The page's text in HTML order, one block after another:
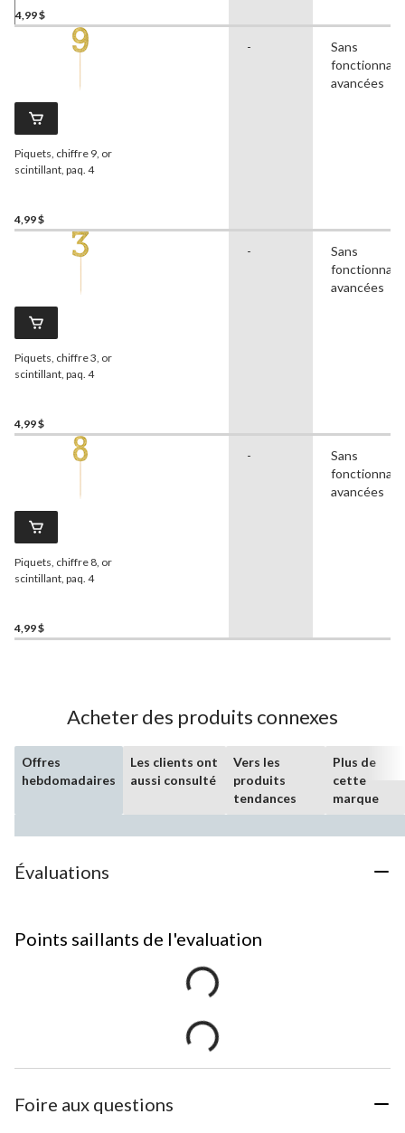
d'été
4,99 $
Piquets, chiffre 9, or
scintillant, paq. 4
4,99 $
-
Sans
avancées
Piquets, chiffre 3, or
scintillant, paq. 4
4,99 $
-
Sans
avancées
Piquets, chiffre 8, or
scintillant, paq. 4
4,99 $
-
Sans
avancées
Acheter des produits connexes
Offres
hebdomadaires
Les clients ont
aussi consulté
Vers les
produits
tendances
Plus de
cette
marque
Évaluations
Points saillants de l'evaluation
Foire aux questions